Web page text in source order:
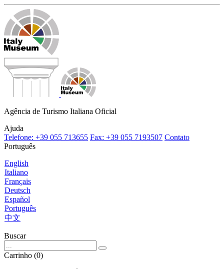
Agência de Turismo Italiana Oficial
Ajuda
Telefone: +39 055 713655 Fax: +39 055 7193507 Contato
Português
English
Italiano
Français
Deutsch
Español
Português
中文
Buscar
Carrinho (0)